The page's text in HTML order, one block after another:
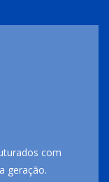
com
geração.